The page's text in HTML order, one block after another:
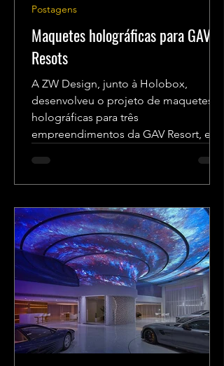
Maquetes holográficas para GAV
Resots
A ZW Design, junto à Holobox,
desenvolveu o projeto de maquetes
holográficas para três
empreendimentos da GAV Resort, em
Postagens